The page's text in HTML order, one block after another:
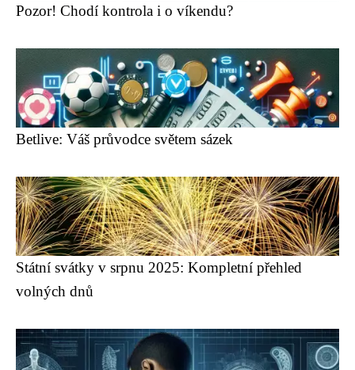
Pozor! Chodí kontrola i o víkendu?
Betlive: Váš průvodce světem sázek
Státní svátky v srpnu 2025: Kompletní přehled
volných dnů